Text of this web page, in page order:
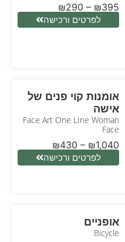
₪290 – ₪395
לפרטים ורכישה
אומנות קוי פנים של
אישה
Face Art One LIne Woman
Face
₪430 – ₪1,040
לפרטים ורכישה
אופניים
Bicycle